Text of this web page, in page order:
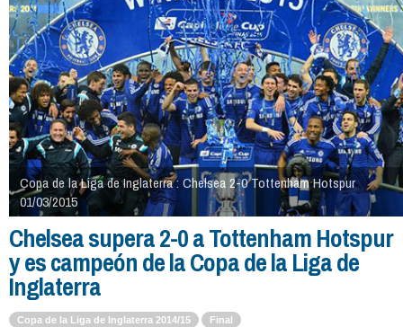
Copa de la Liga de Inglaterra : Chelsea 2-0 Tottenham Hotspur
01/03/2015
Chelsea supera 2-0 a Tottenham Hotspur
y es campeón de la Copa de la Liga de
Inglaterra
Copa de la Liga de Inglaterra 2014/15 Final